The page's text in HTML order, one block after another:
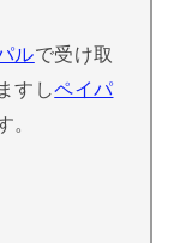
ルで受け取
すしペイパ
。